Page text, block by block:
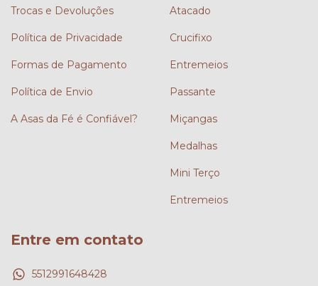
Trocas e Devoluções
Política de Privacidade
Formas de Pagamento
Política de Envio
A Asas da Fé é Confiável?
Atacado
Crucifixo
Entremeios
Passante
Miçangas
Medalhas
Mini Terço
Entremeios
Entre em contato
5512991648428